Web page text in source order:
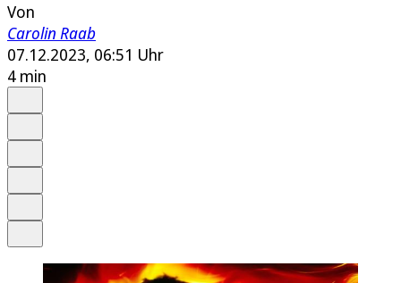
Von
Carolin Raab
07.12.2023, 06:51 Uhr
4 min